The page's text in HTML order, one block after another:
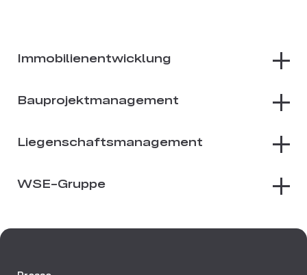
Immobilienentwicklung
Bauprojektmanagement
Liegenschaftsmanagement
WSE-Gruppe